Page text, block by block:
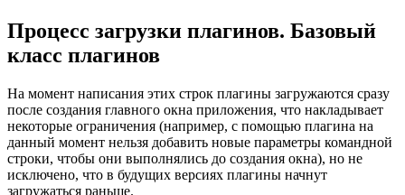
Процесс загрузки плагинов. Базовый
класс плагинов
На момент написания этих строк плагины загружаются сразу
после создания главного окна приложения, что накладывает
некоторые ограничения (например, с помощью плагина на
данный момент нельзя добавить новые параметры командной
строки, чтобы они выполнялись до создания окна), но не
исключено, что в будущих версиях плагины начнут
загружаться раньше.